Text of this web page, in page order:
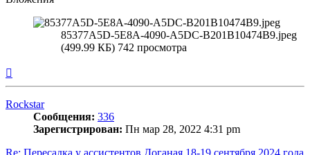
85377A5D-5E8A-4090-A5DC-B201B10474B9.jpeg
(499.99 КБ) 742 просмотра
Rockstar
Сообщения: 336
Зарегистрирован: Пн мар 28, 2022 4:31 pm
Re: Пересадка у ассистентов Доганая 18-19 сентября 2024 года